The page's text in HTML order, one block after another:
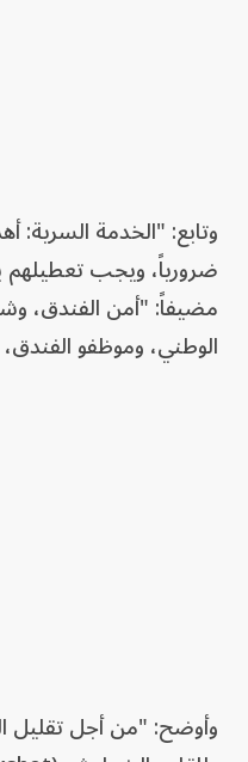
وتابع: "الخدمة السرية:
ضرورياً، ويجب
مضيفاً: "أمن الفندق،
الوطني، وموظفو
وأوضح: "من أجل تقليل